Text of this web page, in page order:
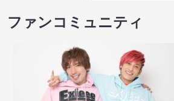
ファンコミュニティ